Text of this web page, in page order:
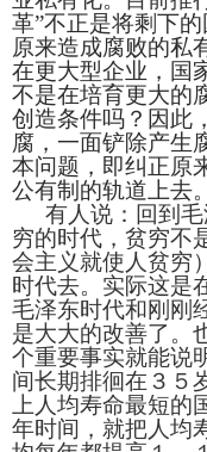
革”不正是将剩下
原来造成腐败的私
在更大型企业，国
不是在培育更大的
创造条件吗？因此
腐，一面铲除产生
本问题，即纠正原
公有制的轨道上去。
有人说：回到
穷的时代，贫穷不
会主义就使人贫穷
时代去。实际这是
毛泽东时代和刚刚
是大大的改善了。
个重要事实就能说
间长期排徊在３５
上人均寿命最短
年时间，就把人均